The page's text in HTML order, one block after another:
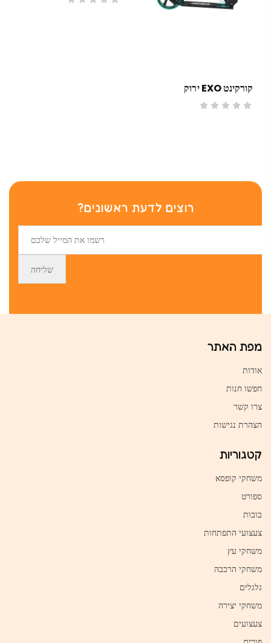
קורקינט EXO ירוק
רוצים לדעת ראשונים?
מפת האתר
אודות
חפשו חנות
צרו קשר
הצהרת נגישות
קטגוריות
משחקי קופסא
ספורט
בובות
צעצועי התפתחות
משחקי עץ
משחקי הרכבה
גלגלים
משחקי יצירה
צעצועים